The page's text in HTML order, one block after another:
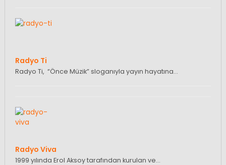
Radyo Ti
Radyo Ti, “Önce Müzik” sloganıyla yayın hayatına…
Radyo Viva
1999 yılında Erol Aksoy tarafından kurulan ve…